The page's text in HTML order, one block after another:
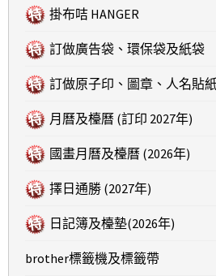
掛布咭 HANGER
訂做廣告袋、環保袋及紙袋
訂做原子印、圖章、人名貼
月曆及檯曆 (訂印 2027年)
國畫月曆及檯曆 (2026年)
擇日通勝 (2027年)
日記簿及檯墊(2026年)
brother標籤機及標籤帶